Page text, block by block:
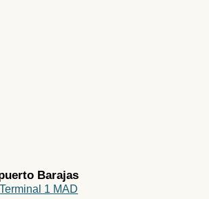
Barajas
1 MAD